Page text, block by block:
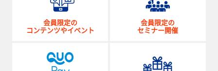
会員限定の
コンテンツやイベント
会員限定の
セミナー開催